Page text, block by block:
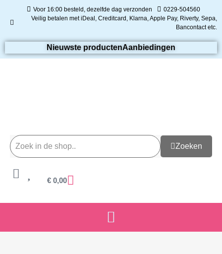
Voor 16:00 besteld, dezelfde dag verzonden
0229-504560
Veilig betalen met iDeal, Creditcard, Klarna, Apple Pay, Riverty, Sepa,
Bancontact etc.
Nieuwste productenAanbiedingen
Zoeken
€ 0,00